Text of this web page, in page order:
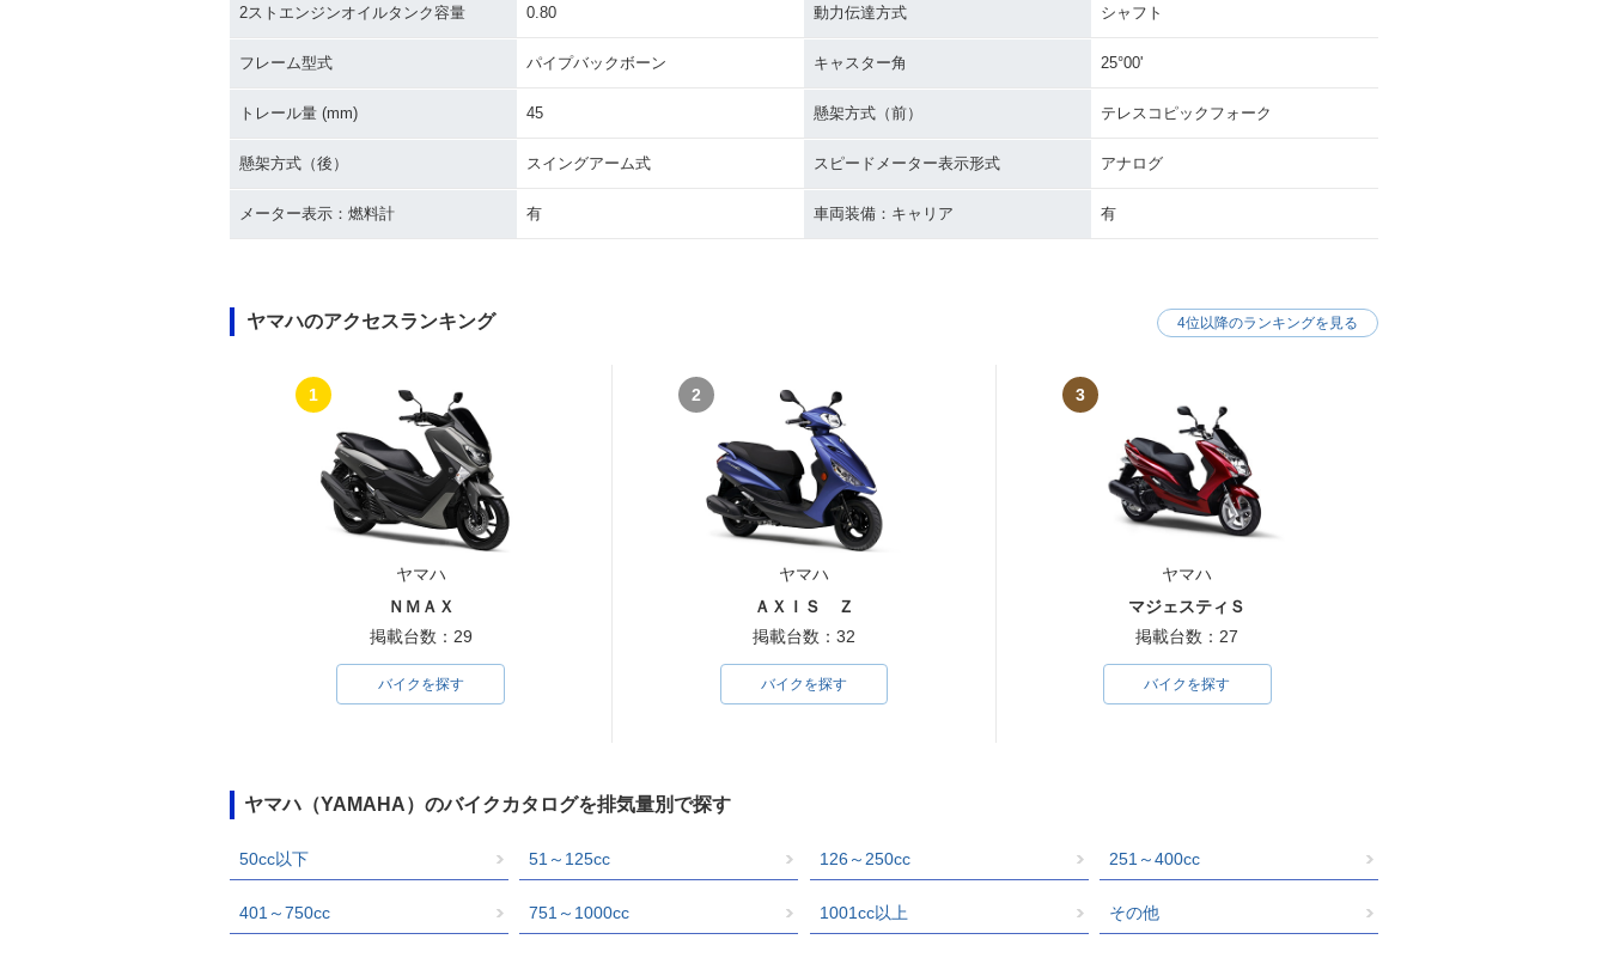
2ストエンジンオイルタンク容量 0.80 動力伝達方式 シャフト
フレーム型式 パイプバックボーン キャスター角 25°00'
トレール量 (mm) 45 懸架方式（前） テレスコピックフォーク
懸架方式（後） スイングアーム式 スピードメーター表示形式 アナログ
メーター表示：燃料計 有 車両装備：キャリア 有
ヤマハのアクセスランキング
1
ヤマハ
ＮＭＡＸ
掲載台数：29
バイクを探す
2
ヤマハ
ＡＸＩＳ Ｚ
掲載台数：32
バイクを探す
3
ヤマハ
マジェスティＳ
掲載台数：27
バイクを探す
4位以降のランキングを見る
ヤマハ（YAMAHA）のバイクカタログを排気量別で探す
50cc以下 51～125cc 126～250cc 251～400cc
401～750cc 751～1000cc 1001cc以上 その他